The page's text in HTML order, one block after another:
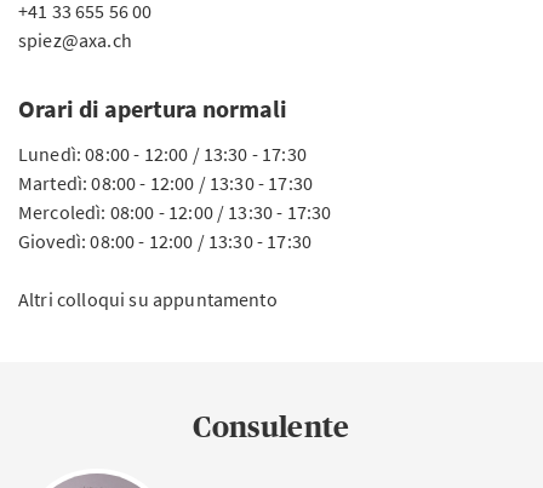
+41 33 655 56 00
spiez@axa.ch
Orari di apertura normali
Lunedì: 08:00 - 12:00 / 13:30 - 17:30
Martedì: 08:00 - 12:00 / 13:30 - 17:30
Mercoledì: 08:00 - 12:00 / 13:30 - 17:30
Giovedì: 08:00 - 12:00 / 13:30 - 17:30
Altri colloqui su appuntamento
Consulente